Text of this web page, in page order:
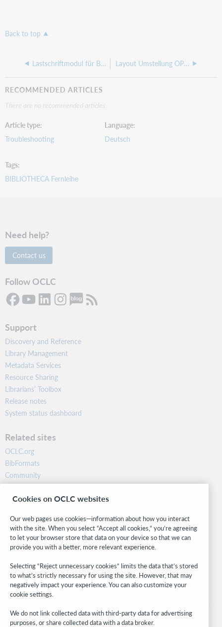
Back to top
Lastschriftmodul für BIBLIOTHECA bestellen Layout Umstellung OPEN (Nukeville Morpheus zu UnlimitedColorPack20054)
RECOMMENDED ARTICLES
There are no recommended articles.
Article type
Troubleshooting
Language
Deutsch
Tags
BIBLIOTHECA Fernleihe
Need help?
Contact us
Follow OCLC
Support
Discovery and Reference
Library Management
Metadata Services
Resource Sharing
Librarians’ Toolbox
Release notes
System status dashboard
Related sites
OCLC.org
BibFormats
Community
Research
WebJunction
Stay in the know.
Get the latest product updates, research, events, and much more—
right to your inbox.
Subscribe now
Cookies on OCLC websites
Our web pages use cookies—information about how you interact
with the site. When you select “Accept all cookies,” you’re agreeing
to let your browser store that data on your device so that we can
provide you with a better, more relevant experience.
Selecting “Reject unnecessary cookies” limits the data that’s stored
to what’s strictly necessary for using the site. However, that may
negatively impact your experience. You can also customize your
cookie settings.
We do not link collected data with third-party data for advertising
purposes, or share collected data with a data broker.